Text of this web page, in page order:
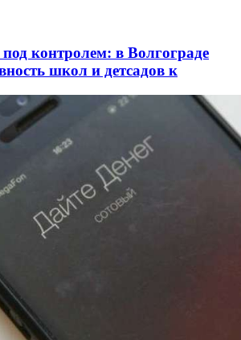
контролем: в Волгограде
школ и детсадов к
в Волгограде: девушка
женщину с ножом
в Волгограде: в Центральном
„Арбузный переполох“
нарастили экспорт:
на 3,6 млн долларов